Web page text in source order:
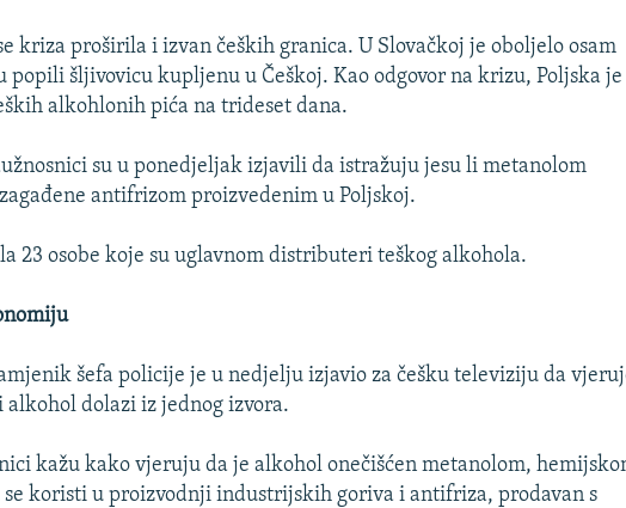
kriza proširila i izvan čeških granica. U Slovačkoj je oboljelo osam
popili šljivovicu kupljenu u Češkoj. Kao odgovor na krizu, Poljska je
alkohlonih pića na trideset dana.
su u ponedjeljak izjavili da istražuju jesu li metanolom
antifrizom proizvedenim u Poljskoj.
23 osobe koje su uglavnom distributeri teškog alkohola.
šefa policije je u nedjelju izjavio za češku televiziju da
alkohol dolazi iz jednog izvora.
kažu kako vjeruju da je alkohol onečišćen metanolom,
se koristi u proizvodnji industrijskih goriva i antifriza, prodavan s